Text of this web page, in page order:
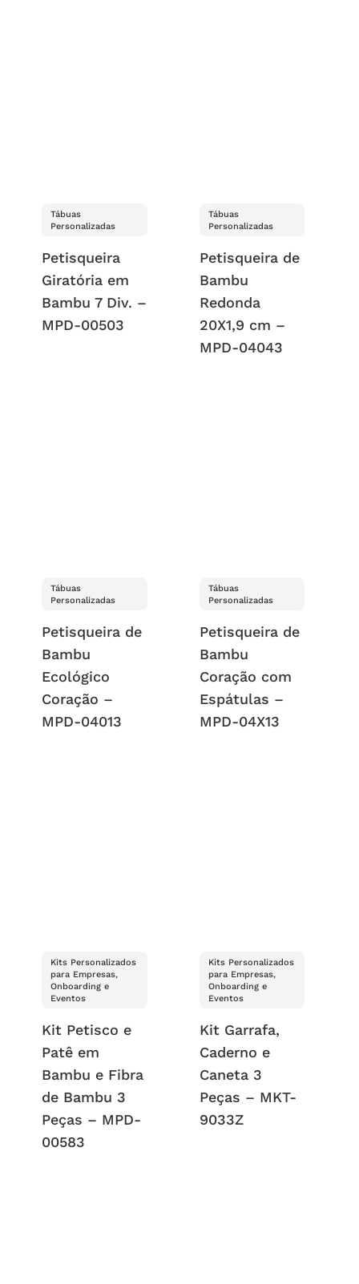
Tábuas
Personalizadas
Petisqueira
Giratória em
Bambu 7 Div. –
MPD-00503
Tábuas
Personalizadas
Petisqueira de
Bambu
Redonda
20X1,9 cm –
MPD-04043
Tábuas
Personalizadas
Petisqueira de
Bambu
Ecológico
Coração –
MPD-04013
Tábuas
Personalizadas
Petisqueira de
Bambu
Coração com
Espátulas –
MPD-04X13
Kits Personalizados
para Empresas,
Onboarding e
Eventos
Kit Petisco e
Patê em
Bambu e Fibra
de Bambu 3
Peças – MPD-
00583
Kits Personalizados
para Empresas,
Onboarding e
Eventos
Kit Garrafa,
Caderno e
Caneta 3
Peças – MKT-
9033Z